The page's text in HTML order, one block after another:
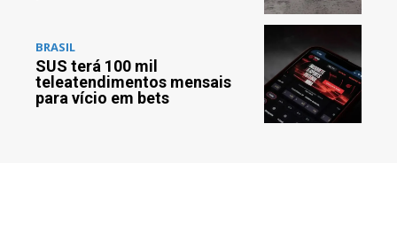
BRASIL
SUS terá 100 mil
teleatendimentos mensais
para vício em bets